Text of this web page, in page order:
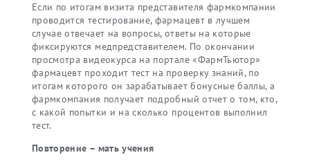
Если по итогам визита представителя фармкомпании
проводится тестирование, фармацевт в лучшем
случае отвечает на вопросы, ответы на которые
фиксируются медпредставителем. По окончании
просмотра видеокурса на портале «ФармТьютор»
фармацевт проходит тест на проверку знаний, по
итогам которого он зарабатывает бонусные баллы, а
фармкомпания получает подробный отчет о том, кто,
с какой попытки и на сколько процентов выполнил
тест.
Повторение – мать учения